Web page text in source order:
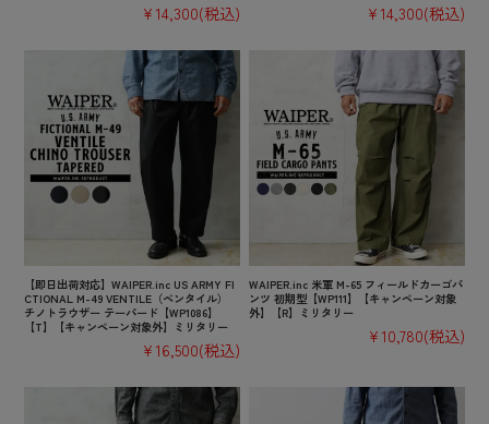
¥14,300(税込) ¥14,300(税込)
【即日出荷対応】WAIPER.inc US ARMY FI
CTIONAL M-49 VENTILE（ベンタイル）
チノトラウザー テーパード【WP1086】
【T】【キャンペーン対象外】ミリタリー
¥16,500(税込)
WAIPER.inc 米軍 M-65 フィールドカーゴパ
ンツ 初期型【WP111】【キャンペーン対象
外】【R】ミリタリー
¥10,780(税込)